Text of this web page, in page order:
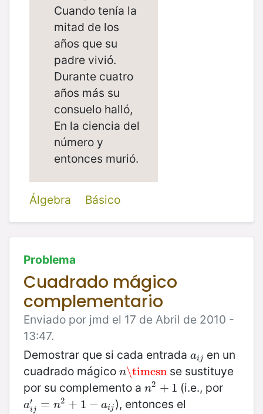
Cuando tenía la
mitad de los
años que su
padre vivió.
Durante cuatro
años más su
consuelo halló,
En la ciencia del
número y
entonces murió.
Álgebra Básico
Problema
Cuadrado mágico
complementario
Enviado por jmd el 17 de Abril de 2010 -
13:47.
Demostrar que si cada entrada aij
aij en un
cuadrado mágico n\timesn
n\timesn se sustituye
por su complemento a n2 + 1
n2 +1 (i.e., por
a′
ij = n2 + 1 − aij
aij′ =n 2+ 1− a j
), entonces el